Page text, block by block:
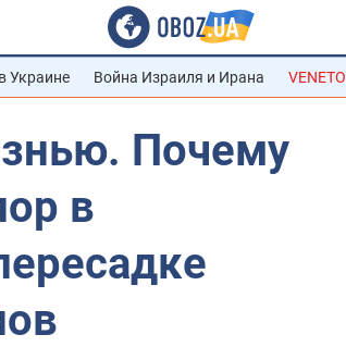
Украине Война Израиля и Ирана VENETO
Почему
в